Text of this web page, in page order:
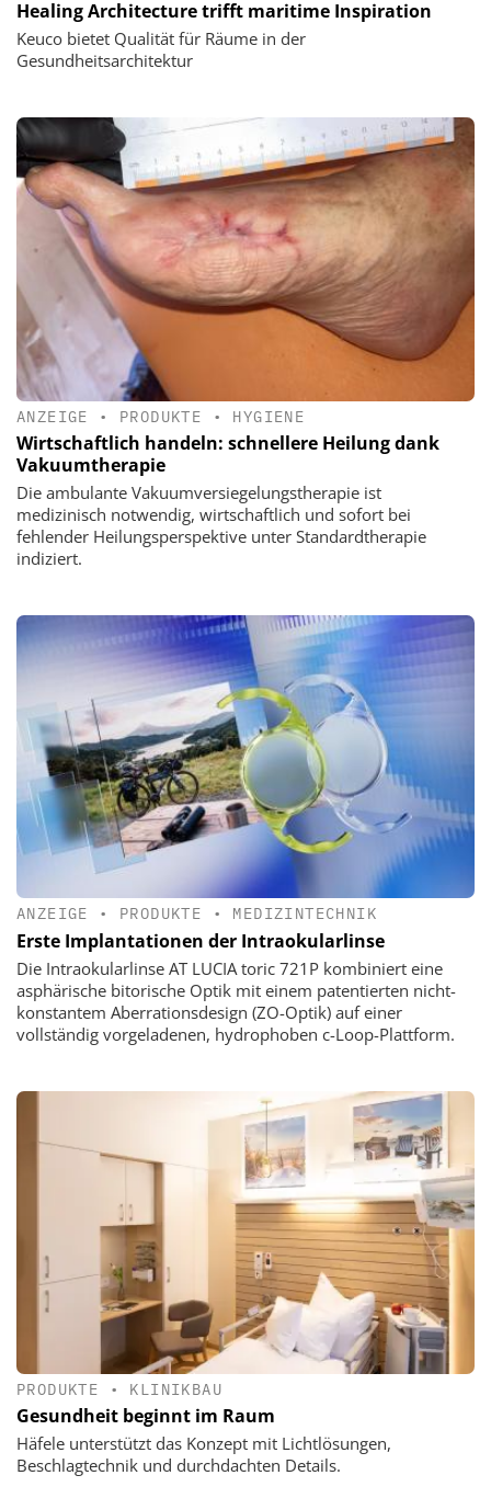
Healing Architecture trifft maritime Inspiration
Keuco bietet Qualität für Räume in der
Gesundheitsarchitektur
ANZEIGE • PRODUKTE • HYGIENE
Wirtschaftlich handeln: schnellere Heilung dank
Vakuumtherapie
Die ambulante Vakuumversiegelungstherapie ist
medizinisch notwendig, wirtschaftlich und sofort bei
fehlender Heilungsperspektive unter Standardtherapie
indiziert.
ANZEIGE • PRODUKTE • MEDIZINTECHNIK
Erste Implantationen der Intraokularlinse
Die Intraokularlinse AT LUCIA toric 721P kombiniert eine
asphärische bitorische Optik mit einem patentierten nicht-
konstantem Aberrationsdesign (ZO-Optik) auf einer
vollständig vorgeladenen, hydrophoben c-Loop-Plattform.
PRODUKTE • KLINIKBAU
Gesundheit beginnt im Raum
Häfele unterstützt das Konzept mit Lichtlösungen,
Beschlagtechnik und durchdachten Details.